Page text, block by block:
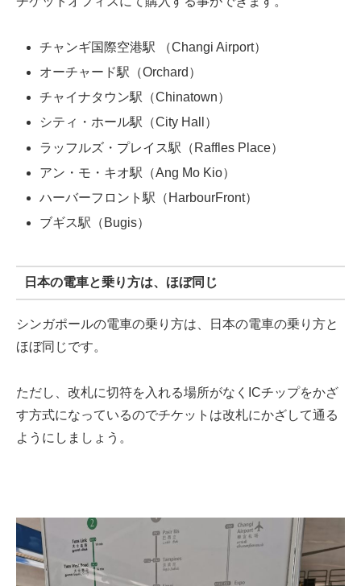
チャンギ国際空港駅 （Changi Airport）
オーチャード駅（Orchard）
チャイナタウン駅（Chinatown）
シティ・ホール駅（City Hall）
ラッフルズ・プレイス駅（Raffles Place）
アン・モ・キオ駅（Ang Mo Kio）
ハーバーフロント駅（HarbourFront）
ブギス駅（Bugis）
日本の電車と乗り方は、ほぼ同じ
シンガポールの電車の乗り方は、日本の電車の乗り方と
ほぼ同じです。
ただし、改札に切符を入れる場所がなく ICチップをかざ
す方式になっているのでチケットは改札にかざして通る
ようにしましょう。